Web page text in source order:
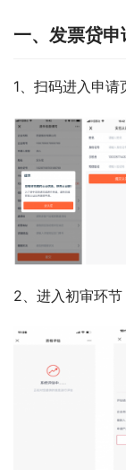
一、发票贷申
1、扫码进入申请
2、进入初审环节